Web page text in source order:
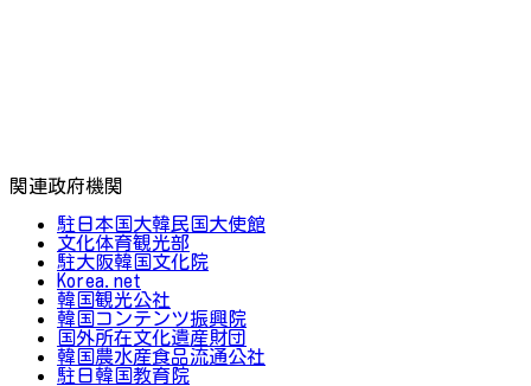
関連政府機関
駐日本国大韓民国大使館
文化体育観光部
駐大阪韓国文化院
Korea.net
韓国観光公社
韓国コンテンツ振興院
国外所在文化遺産財団
韓国農水産食品流通公社
駐日韓国教育院